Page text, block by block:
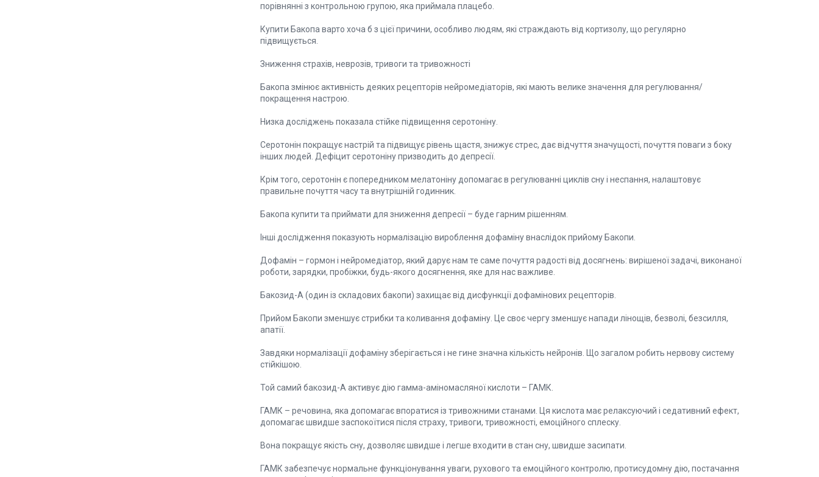
порівнянні з контрольною групою, яка приймала плацебо.
Купити Бакопа варто хоча б з цієї причини, особливо людям, які страждають від кортизолу, що регулярно
підвищується.
Зниження страхів, неврозів, тривоги та тривожності
Бакопа змінює активність деяких рецепторів нейромедіаторів, які мають велике значення для регулювання/
покращення настрою.
Низка досліджень показала стійке підвищення серотоніну.
Серотонін покращує настрій та підвищує рівень щастя, знижує стрес, дає відчуття значущості, почуття поваги з боку
інших людей. Дефіцит серотоніну призводить до депресії.
Крім того, серотонін є попередником мелатоніну допомагає в регулюванні циклів сну і неспання, налаштовує
правильне почуття часу та внутрішній годинник.
Бакопа купити та приймати для зниження депресії – буде гарним рішенням.
Інші дослідження показують нормалізацію вироблення дофаміну внаслідок прийому Бакопи.
Дофамін – гормон і нейромедіатор, який дарує нам те саме почуття радості від досягнень: вирішеної задачі, виконаної
роботи, зарядки, пробіжки, будь-якого досягнення, яке для нас важливе.
Бакозид-А (один із складових бакопи) захищає від дисфункції дофамінових рецепторів.
Прийом Бакопи зменшує стрибки та коливання дофаміну. Це своє чергу зменшує напади лінощів, безволі, безсилля,
апатії.
Завдяки нормалізації дофаміну зберігається і не гине значна кількість нейронів. Що загалом робить нервову систему
стійкішою.
Той самий бакозид-A активує дію гамма-аміномасляної кислоти – ГАМК.
ГАМК – речовина, яка допомагає впоратися із тривожними станами. Ця кислота має релаксуючий і седативний ефект,
допомагає швидше заспокоїтися після страху, тривоги, тривожності, емоційного сплеску.
Вона покращує якість сну, дозволяє швидше і легше входити в стан сну, швидше засипати.
ГАМК забезпечує нормальне функціонування уваги, рухового та емоційного контролю, протисудомну дію, постачання